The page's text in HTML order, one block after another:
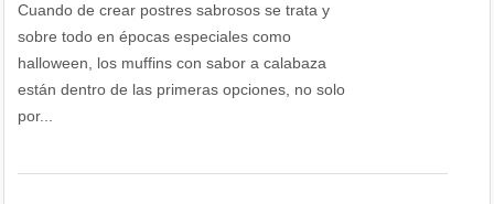
Cuando de crear postres sabrosos se trata y
sobre todo en épocas especiales como
halloween, los muffins con sabor a calabaza
están dentro de las primeras opciones, no solo
por...